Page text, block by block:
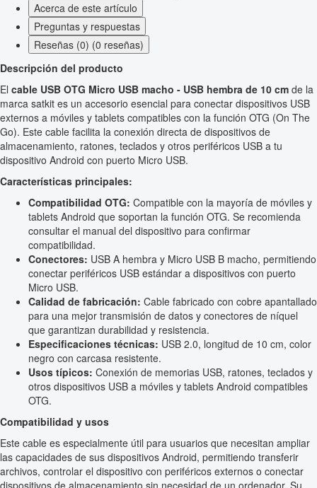
Acerca de este artículo
Preguntas y respuestas
Reseñas (0) (0 reseñas)
Descripción del producto
El cable USB OTG Micro USB macho - USB hembra de 10 cm de la
marca satkit es un accesorio esencial para conectar dispositivos USB
externos a móviles y tablets compatibles con la función OTG (On The
Go). Este cable facilita la conexión directa de dispositivos de
almacenamiento, ratones, teclados y otros periféricos USB a tu
dispositivo Android con puerto Micro USB.
Características principales:
Compatibilidad OTG: Compatible con la mayoría de móviles y
tablets Android que soportan la función OTG. Se recomienda
consultar el manual del dispositivo para confirmar
compatibilidad.
Conectores: USB A hembra y Micro USB B macho, permitiendo
conectar periféricos USB estándar a dispositivos con puerto
Micro USB.
Calidad de fabricación: Cable fabricado con cobre apantallado
para una mejor transmisión de datos y conectores de níquel
que garantizan durabilidad y resistencia.
Especificaciones técnicas: USB 2.0, longitud de 10 cm, color
negro con carcasa resistente.
Usos típicos: Conexión de memorias USB, ratones, teclados y
otros dispositivos USB a móviles y tablets Android compatibles
OTG.
Compatibilidad y usos
Este cable es especialmente útil para usuarios que necesitan ampliar
las capacidades de sus dispositivos Android, permitiendo transferir
archivos, controlar el dispositivo con periféricos externos o conectar